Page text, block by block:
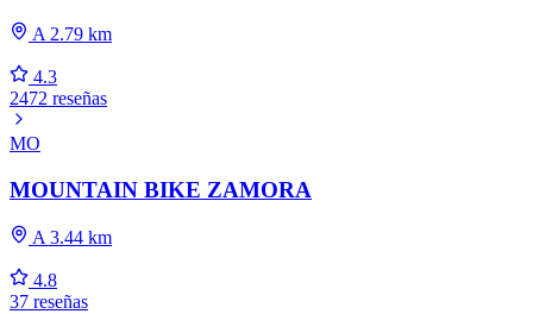
A 2.79 km
4.3
2472 reseñas
MO
MOUNTAIN BIKE ZAMORA
A 3.44 km
4.8
37 reseñas